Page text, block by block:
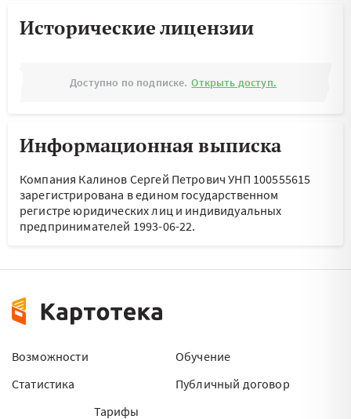
Исторические лицензии
Доступно по подписке. Открыть доступ.
Информационная выписка
Компания Калинов Сергей Петрович УНП 100555615
зарегистрирована в едином государственном
регистре юридических лиц и индивидуальных
предпринимателей 1993-06-22.
Возможности
Статистика
Тарифы
Обучение
Публичный договор